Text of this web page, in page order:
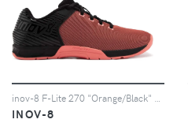
INOV-8